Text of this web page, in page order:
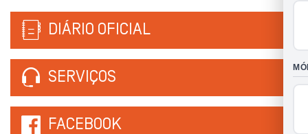
DIÁRIO OFICIAL
SERVIÇOS
FACEBOOK